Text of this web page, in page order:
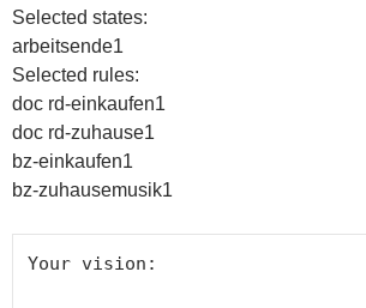
Selected states:
arbeitsende1
Selected rules:
doc rd-einkaufen1
doc rd-zuhause1
bz-einkaufen1
bz-zuhausemusik1
Your vision: